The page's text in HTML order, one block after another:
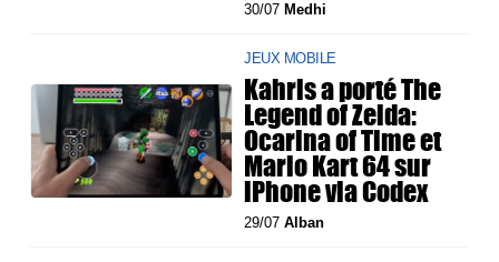
30/07 Medhi
JEUX MOBILE
Kahris a porté The
Legend of Zelda:
Ocarina of Time et
Mario Kart 64 sur
iPhone via Codex
29/07Alban